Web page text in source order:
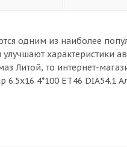
одним из наиболее
характеристики
Литой, то интернет-
4*100 ET46 DIA54.1